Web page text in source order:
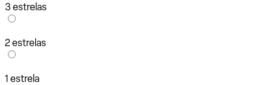
3 estrelas
2 estrelas
1 estrela